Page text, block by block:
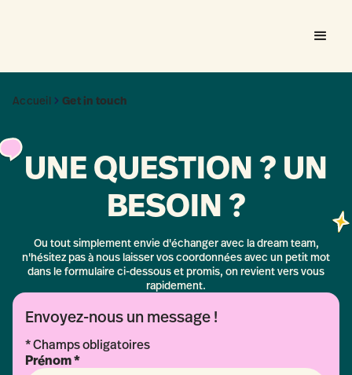
Accueil Get in touch
UNE QUESTION ? UN
BESOIN ?
Ou tout simplement envie d'échanger avec la dream team,
n'hésitez pas à nous laisser vos coordonnées avec un petit mot
dans le formulaire ci-dessous et promis, on revient vers vous
rapidement.
Envoyez-nous un message !
* Champs obligatoires
Prénom *